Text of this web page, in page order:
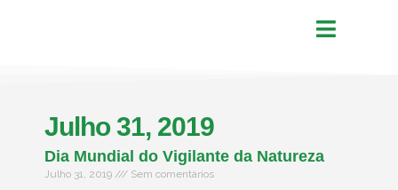
Julho 31, 2019
Dia Mundial do Vigilante da Natureza
Julho 31, 2019 Sem comentários